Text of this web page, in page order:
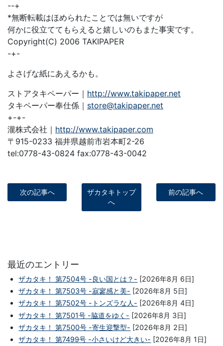
--+
*無断転載はほめられたことでは無いですが
何かに役立ててもらえると嬉しいのもまた事実です。
Copyright(C) 2006 TAKIPAPER
-+-
よさげな紙にあえるかも。
ストアタキペーパー｜ http://www.takipaper.net
タキペーパー奉仕係｜ store@takipaper.net
+-+-
瀧株式会社｜ http://www.takipaper.com
〒915-0233 福井県越前市岩本町2-26
tel:0778-43-0824 fax:0778-43-0042
次の記事へ
ザカタキトップ
へ
前の記事へ
最近のエントリー
ザカタキ！ 第7504号 -良い国とは？- [2026年8月 6日]
ザカタキ！ 第7503号 -寂寥感と美- [2026年8月 5日]
ザカタキ！ 第7502号 -トンズラな人- [2026年8月 4日]
ザカタキ！ 第7501号 -脇道をゆく- [2026年8月 3日]
ザカタキ！ 第7500号 -寄生迎撃型- [2026年8月 2日]
ザカタキ！ 第7499号 -小さいけど大きい- [2026年8月 1日]